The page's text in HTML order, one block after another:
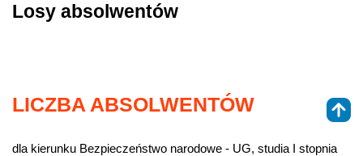
Losy absolwentów
LICZBA ABSOLWENTÓW
dla kierunku Bezpieczeństwo narodowe - UG, studia I stopnia